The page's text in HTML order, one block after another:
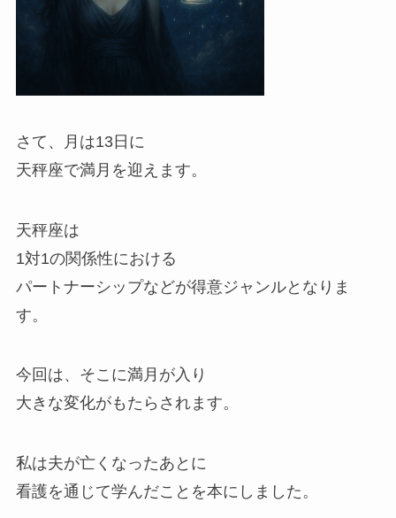
さて、月は13日に
天秤座で満月を迎えます。
天秤座は
1対1の関係性における
パートナーシップなどが得意ジャンルとなりま
す。
今回は、そこに満月が入り
大きな変化がもたらされます。
私は夫が亡くなったあとに
看護を通じて学んだことを本にしました。